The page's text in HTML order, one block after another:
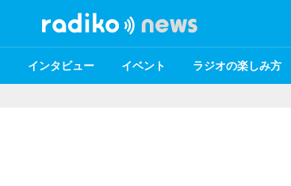
インタビュー イベント ラジオの楽しみ方